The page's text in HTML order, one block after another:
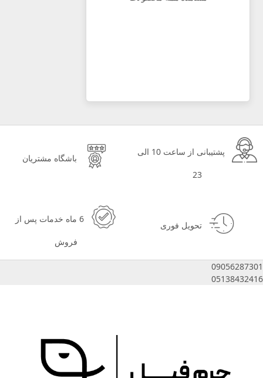
پشتیبانی از ساعت 10 الی
23
باشگاه مشتریان
تحویل فوری
6 ماه خدمات پس از
فروش
09056287301
05138432416